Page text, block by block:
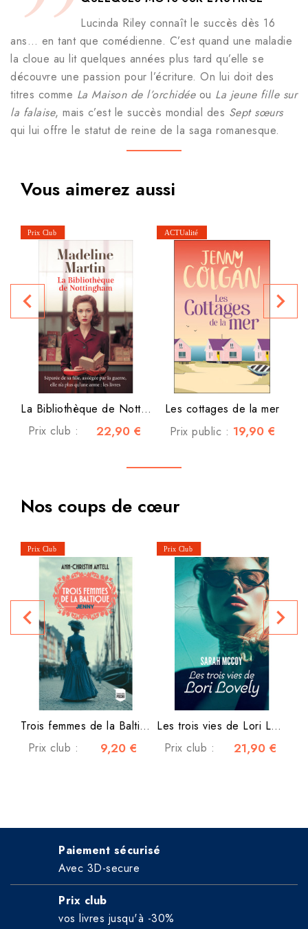
Lucinda Riley connaît le succès dès 16
ans… en tant que comédienne. C’est quand une maladie
la cloue au lit quelques années plus tard qu’elle se
découvre une passion pour l’écriture. On lui doit des
titres comme La Maison de l’orchidée ou La jeune fille sur
la falaise, mais c’est le succès mondial des Sept sœurs
qui lui offre le statut de reine de la saga romanesque.
Vous aimerez aussi
La Bibliothèque de Nottingham
Prix club :
22,90 €
Les cottages de la mer
Prix public : 19,90 €
navigate_before navigate_next
Nos coups de cœur
Trois femmes de la Baltique...
Prix club :
9,20 €
Les trois vies de Lori Lovely
Prix club :
21,90 €
navigate_before navigate_next
Paiement sécurisé
Avec 3D-secure
Prix club
vos livres jusqu'à -30%